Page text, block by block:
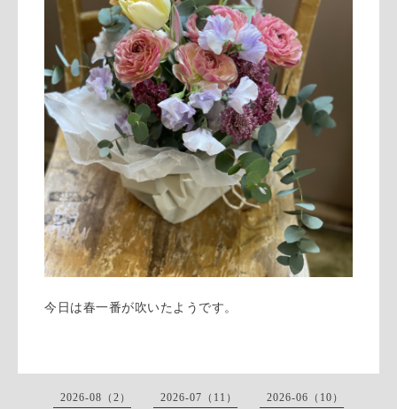
今日は春一番が吹いたようです。
2026-08（2） 2026-07（11） 2026-06（10）